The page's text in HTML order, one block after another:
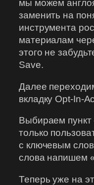
мы можем
заменить на
инструмента
материалам
этого не
Save.
Далее
вкладку Opt-In-
Выбираем
только
с ключевым
слова напишем
Теперь уже на